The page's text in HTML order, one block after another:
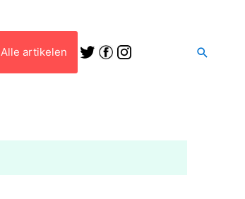
Alle artikelen Zoeken